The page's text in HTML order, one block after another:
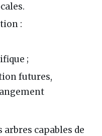
:
;
futures,
arbres capables de